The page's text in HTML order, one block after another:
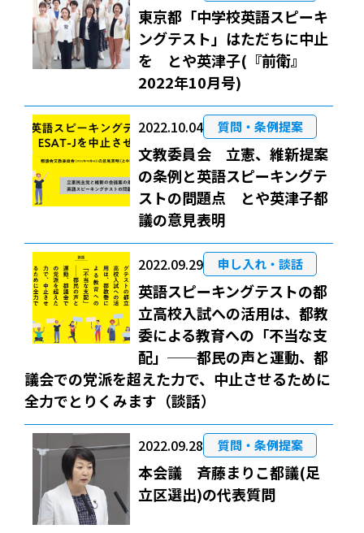
東京都「中学校英語スピーキ
ングテスト」はただちに中止
を とや英津子(『前衛』
2022年10月号)
2022.10.04 質問・条例提案
文教委員会 立憲、維新提案
の条例と英語スピーキングテ
ストの問題点 とや英津子都
議の意見表明
2022.09.29 申し入れ・談話
英語スピーキングテストの都
立高校入試への活用は、都教
委による教育への「不当な支
配」──都民の声と運動、都
議会での党派を超えた力で、中止させるために
全力でとりくみます（談話）
2022.09.28 質問・条例提案
本会議 斉藤まりこ都議(足
立区選出)の代表質問